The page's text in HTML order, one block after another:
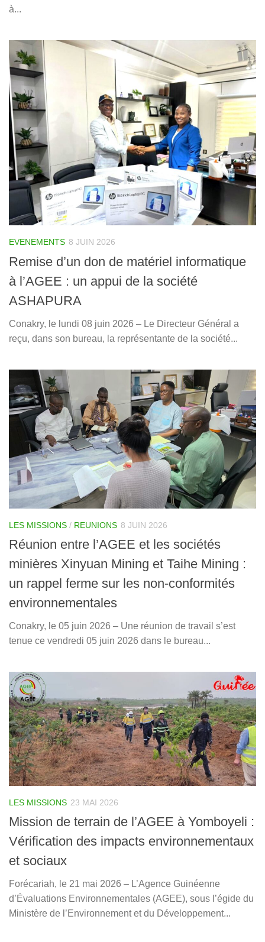
à...
EVENEMENTS 8 JUIN 2026
Remise d’un don de matériel informatique
à l’AGEE : un appui de la société
ASHAPURA
Conakry, le lundi 08 juin 2026 – Le Directeur Général a
reçu, dans son bureau, la représentante de la société...
LES MISSIONS / REUNIONS 8 JUIN 2026
Réunion entre l’AGEE et les sociétés
minières Xinyuan Mining et Taihe Mining :
un rappel ferme sur les non-conformités
environnementales
Conakry, le 05 juin 2026 – Une réunion de travail s’est
tenue ce vendredi 05 juin 2026 dans le bureau...
LES MISSIONS 23 MAI 2026
Mission de terrain de l’AGEE à Yomboyeli :
Vérification des impacts environnementaux
et sociaux
Forécariah, le 21 mai 2026 – L’Agence Guinéenne
d’Évaluations Environnementales (AGEE), sous l’égide du
Ministère de l’Environnement et du Développement...